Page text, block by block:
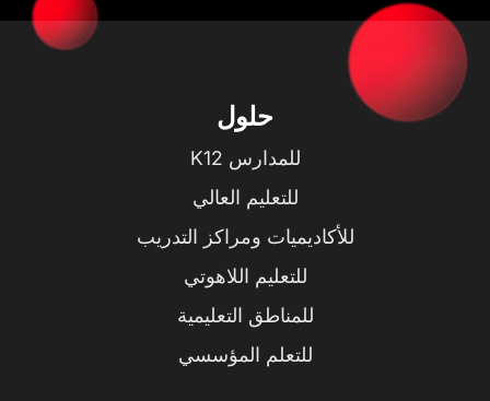
حلول
للمدارس K12
للتعليم العالي
للأكاديميات ومراكز التدريب
للتعليم اللاهوتي
للمناطق التعليمية
للتعلم المؤسسي